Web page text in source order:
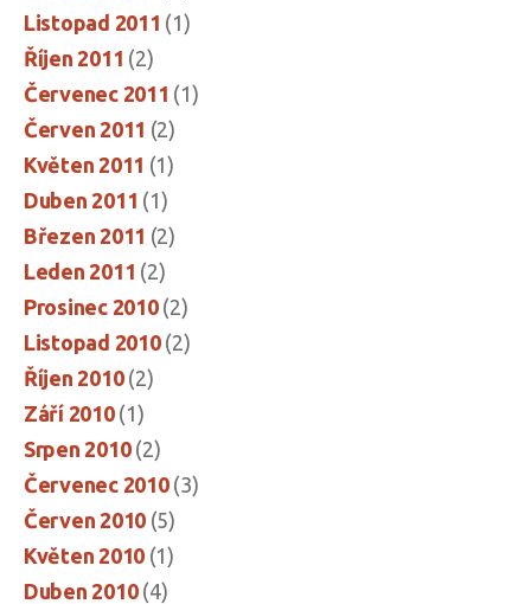
Listopad 2011 (1)
Říjen 2011 (2)
Červenec 2011 (1)
Červen 2011 (2)
Květen 2011 (1)
Duben 2011 (1)
Březen 2011 (2)
Leden 2011 (2)
Prosinec 2010(2)
Listopad 2010(2)
Říjen 2010(2)
Září 2010(1)
Srpen 2010(2)
Červenec 2010(3)
Červen 2010 (5)
Květen 2010 (1)
Duben 2010(4)